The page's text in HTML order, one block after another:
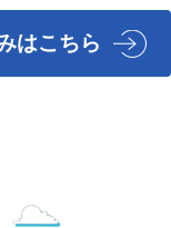
はこちら